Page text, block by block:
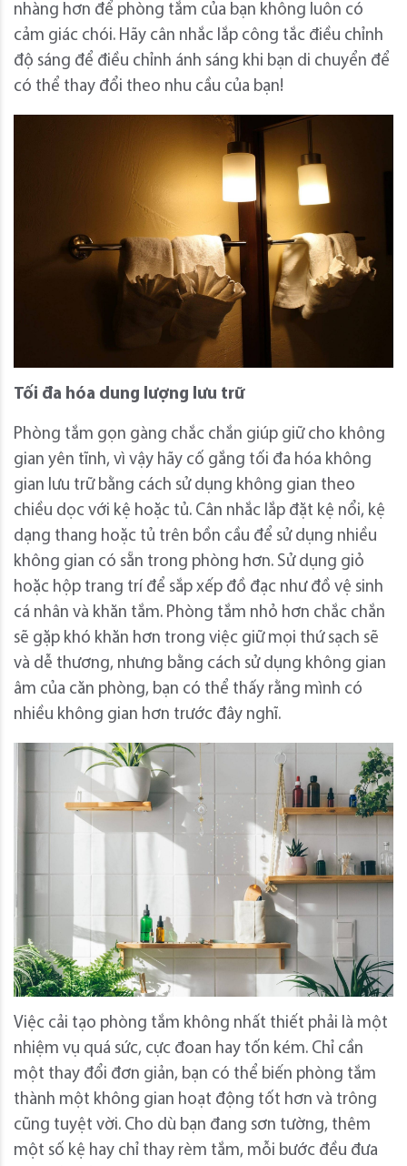
nhàng hơn để phòng tắm của bạn không luôn có
cảm giác chói. Hãy cân nhắc lắp công tắc điều chỉnh
độ sáng để điều chỉnh ánh sáng khi bạn di chuyển để
có thể thay đổi theo nhu cầu của bạn!
Tối đa hóa dung lượng lưu trữ
Phòng tắm gọn gàng chắc chắn giúp giữ cho không
gian yên tĩnh, vì vậy hãy cố gắng tối đa hóa không
gian lưu trữ bằng cách sử dụng không gian theo
chiều dọc với kệ hoặc tủ. Cân nhắc lắp đặt kệ nổi, kệ
dạng thang hoặc tủ trên bồn cầu để sử dụng nhiều
không gian có sẵn trong phòng hơn. Sử dụng giỏ
hoặc hộp trang trí để sắp xếp đồ đạc như đồ vệ sinh
cá nhân và khăn tắm. Phòng tắm nhỏ hơn chắc chắn
sẽ gặp khó khăn hơn trong việc giữ mọi thứ sạch sẽ
và dễ thương, nhưng bằng cách sử dụng không gian
âm của căn phòng, bạn có thể thấy rằng mình có
nhiều không gian hơn trước đây nghĩ.
Việc cải tạo phòng tắm không nhất thiết phải là một
nhiệm vụ quá sức, cực đoan hay tốn kém. Chỉ cần
một thay đổi đơn giản, bạn có thể biến phòng tắm
thành một không gian hoạt động tốt hơn và trông
cũng tuyệt vời. Cho dù bạn đang sơn tường, thêm
một số kệ hay chỉ thay rèm tắm, mỗi bước đều đưa